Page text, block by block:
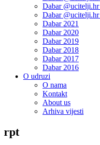
Dabar
Dabar @ucitelji.hr
Dabar 2021
Dabar 2020
Dabar 2019
Dabar 2018
Dabar 2017
Dabar 2016
O udruzi
O nama
Kontakt
About us
Arhiva vijesti
rpt